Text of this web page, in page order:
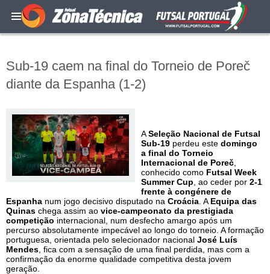
Sub-19 caem na final do Torneio de Poreč
diante da Espanha (1-2)
ASeleção Nacional de Futsal
Sub-19 perdeu este domingo
a final do Torneio
Internacional de Poreč
conhecido como Futsal Week
Summer Cup , ao ceder por 2-1
frente à congénere de
Espanha num jogo decisivo disputado na Croácia . A Equipa das
Quinas chega assim ao vice-campeonato da prestigiada
competição internacional, num desfecho amargo após um
percurso absolutamente impecável ao longo do torneio. A formação
portuguesa, orientada pelo selecionador nacional José Luís
Mendes , fica com a sensação de uma final perdida, mas com a
confirmação da enorme qualidade competitiva desta jovem
geração.